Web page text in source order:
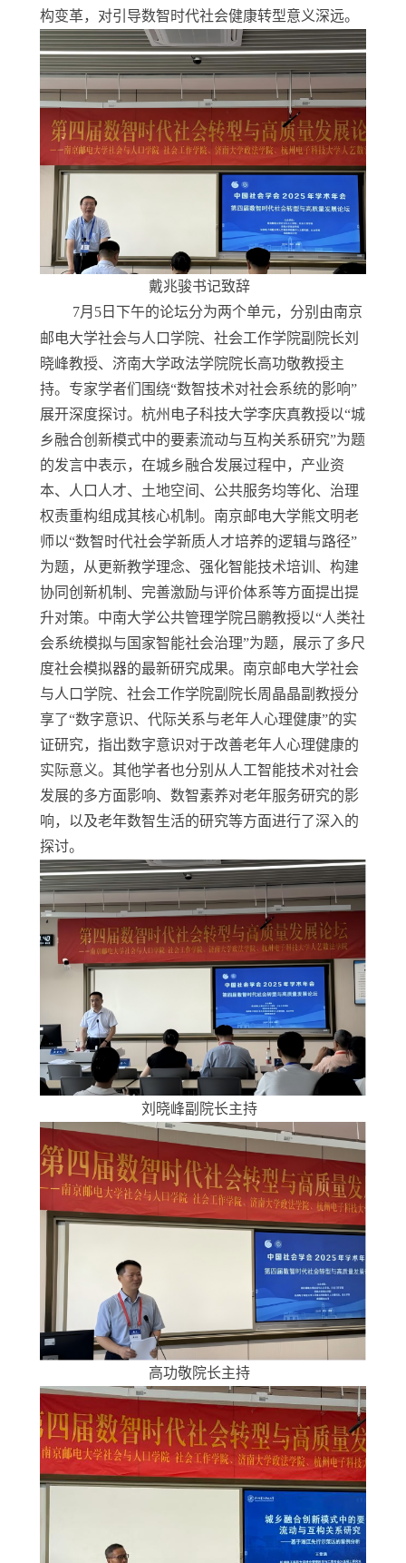
构变革，对引导数智时代社会健康转型意义深远。
戴兆骏书记致辞
7月 5 日下午的论坛分为两个单元，分别由南京
邮电大学社会与人口学院、社会工作学院副院长刘
晓峰教授、济南大学政法学院院长高功敬教授主
持。专家学者们围绕“数智技术对社会系统的影响”
展开深度探讨。杭州电子科技大学李庆真教授以“城
乡融合创新模式中的要素流动与互构关系研究”为题
的发言中表示，在城乡融合发展过程中，产业资
本、人口人才、土地空间、公共服务均等化、治理
权责重构组成其核心机制。南京邮电大学熊文明老
师以“数智时代社会学新质人才培养的逻辑与路径”
为题，从更新教学理念、强化智能技术培训、构建
协同创新机制、完善激励与评价体系等方面提出提
升对策。中南大学公共管理学院吕鹏教授以“人类社
会系统模拟与国家智能社会治理”为题，展示了多尺
度社会模拟器的最新研究成果。南京邮电大学社会
与人口学院、社会工作学院副院长周晶晶副教授分
享了“数字意识、代际关系与老年人心理健康”的实
证研究，指出数字意识对于改善老年人心理健康的
实际意义。 其他学者也分别从人工智能技术对社会
发展的多方面影响、数智素养对老年服务研究的影
响，以及老年数智生活的研究等方面进行了深入的
探讨。
刘晓峰副院长主持
高功敬院长主持